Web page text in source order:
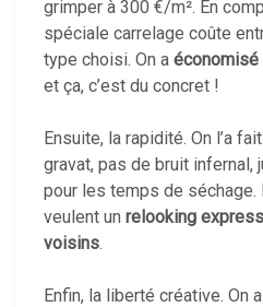
grimper à 300 €/m². En
spéciale carrelage coûte
type choisi. On a économisé
et ça, c’est du concret !
Ensuite, la rapidité. On l’a
gravat, pas de bruit infernal,
pour les temps de séchage.
veulent un relooking
voisins.
Enfin, la liberté créative. On